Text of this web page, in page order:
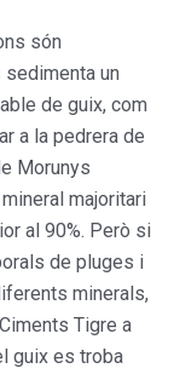
són
un
de guix, com
a la pedrera de
Morunys
majoritari
al 90%. Però si
de pluges i
minerals,
Tigre a
guix es troba